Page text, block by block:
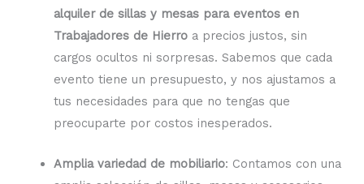
alquiler de sillas y mesas para eventos en
Trabajadores de Hierro a precios justos, sin
cargos ocultos ni sorpresas. Sabemos que cada
evento tiene un presupuesto, y nos ajustamos a
tus necesidades para que no tengas que
preocuparte por costos inesperados.
Amplia variedad de mobiliario: Contamos con una